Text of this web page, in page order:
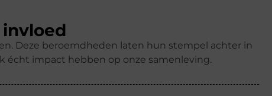
Deze beroemdheden laten hun stempel achter in
écht impact hebben op onze samenleving.